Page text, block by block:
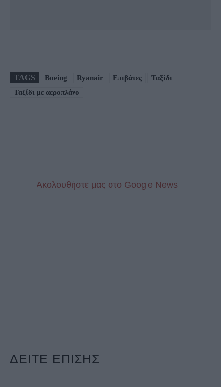
TAGS Boeing Ryanair Επιβάτες
Ταξίδι
Ταξίδι με αεροπλάνο
Aκολουθήστε μας στo Google News
ΔΕΙΤΕ ΕΠΙΣΗΣ